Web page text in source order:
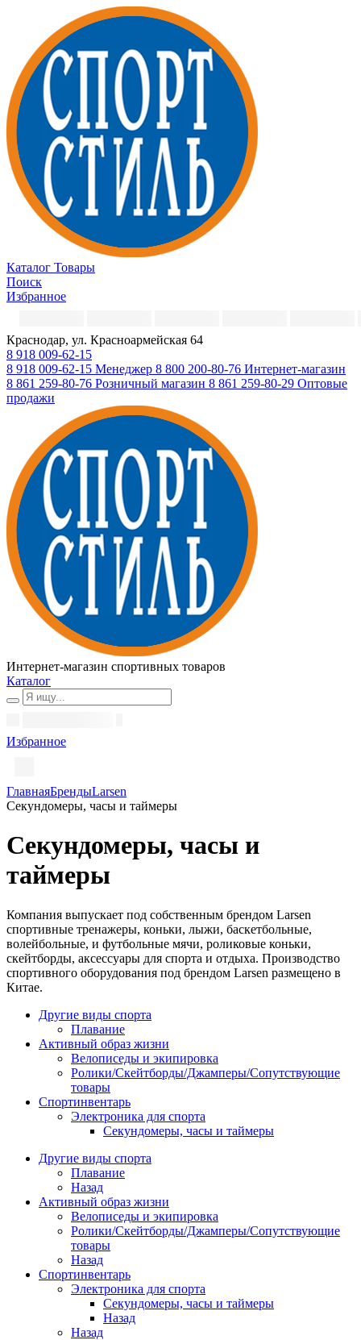
Каталог Товары
Поиск
Избранное
Краснодар, ул. Красноармейская 64
8 918 009-62-15
8 918 009-62-15 Менеджер 8 800 200-80-76 Интернет-магазин
8 861 259-80-76 Розничный магазин 8 861 259-80-29 Оптовые
продажи
Интернет-магазин спортивных товаров
Каталог
Избранное
ГлавнаяБрендыLarsen
Секундомеры, часы и таймеры
Секундомеры, часы и
таймеры
Компания выпускает под собственным брендом Larsen
спортивные тренажеры, коньки, лыжи, баскетбольные,
волейбольные, и футбольные мячи, роликовые коньки,
скейтборды, аксессуары для спорта и отдыха. Производство
спортивного оборудования под брендом Larsen размещено в
Китае.
Другие виды спорта
Плавание
Активный образ жизни
Велописеды и экипировка
Ролики/Скейтборды/Джамперы/Сопутствующие
товары
Спортинвентарь
Электроника для спорта
Секундомеры, часы и таймеры
Другие виды спорта
Плавание
Назад
Активный образ жизни
Велописеды и экипировка
Ролики/Скейтборды/Джамперы/Сопутствующие
товары
Назад
Спортинвентарь
Электроника для спорта
Секундомеры, часы и таймеры
Назад
Назад